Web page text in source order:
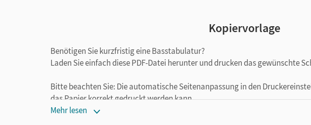
Kopiervorlage
Benötigen Sie kurzfristig eine Basstabulatur?
Laden Sie einfach diese PDF-Datei herunter und drucken das gewünschte
Bitte beachten Sie: Die automatische Seitenanpassung in den
das Papier korrekt gedruckt werden kann.
Mehr lesen